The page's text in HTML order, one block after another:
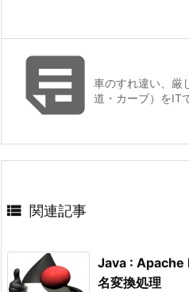
車のすれ違い、厳
道・カーブ）をIT
 関連記事
Java : Apache
名変換処理